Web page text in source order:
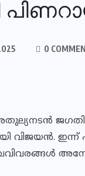
0
ജഗതി
വിജയന്‍.